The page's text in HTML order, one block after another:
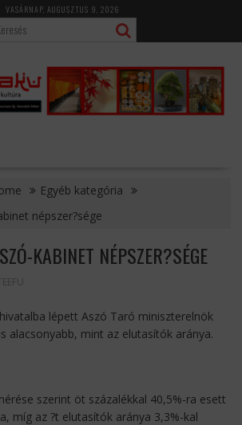
VASÁRNAP, AUGUSZTUS 9, 2026
Egyéb kategória
népszer?sége
KABINET NÉPSZER?SÉGE
lépett Aszó Taró miniszterelnök
alacsonyabb, mint az elutasítók aránya.
szerint öt százalékkal 40,5%-ra esett
míg az ?t elutasítók aránya 3,3%-kal